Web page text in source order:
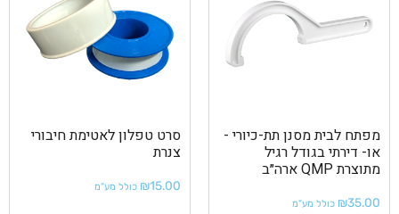
מפתח לבית מסנן תת-כיורי -
או- דירתי בגודל רגיל
מתוצרת QMP ארה״ב
₪35.00 כולל מע"מ
סרט טפלון לאטימת חיבורי
צנרת
₪15.00 כולל מע"מ